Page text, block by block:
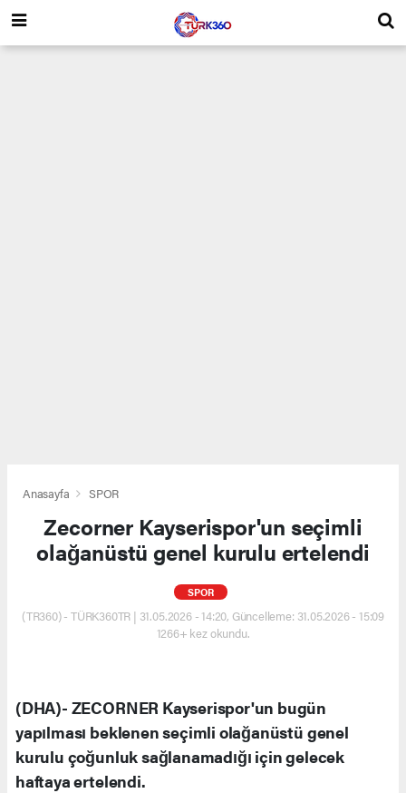
Anasayfa SPOR
Zecorner Kayserispor'un seçimli
olağanüstü genel kurulu ertelendi
SPOR
(TR360) - TÜRK360TR | 31.05.2026 - 14:20, Güncelleme: 31.05.2026 - 15:09
1266+ kez okundu.
(DHA)- ZECORNER Kayserispor'un bugün
yapılması beklenen seçimli olağanüstü genel
kurulu çoğunluk sağlanamadığı için gelecek
haftaya ertelendi.